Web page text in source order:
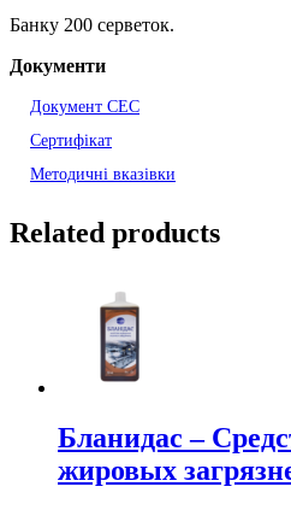
Банку 200 серветок.
Документи
Документ СЕС
Сертифікат
Методичні вказівки
Related products
Бланидас –
жировых